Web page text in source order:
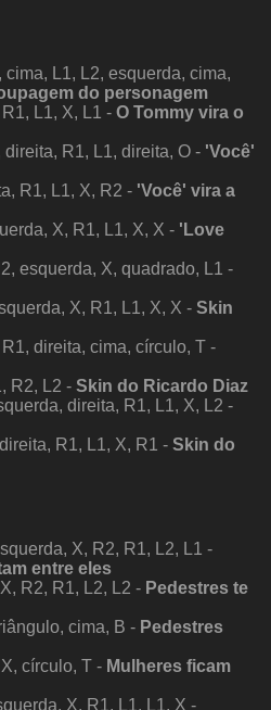
L1, L2, esquerda, cima,
do personagem
L1, X, L1 - O Tommy vira o
R1, L1, direita, O - 'Você'
R1, L1, X, R2 - 'Você' vira a
X, R1, L1, X, X - 'Love
esquerda, X, quadrado, L1 -
X, R1, L1, X, X - Skin
direita, cima, círculo, T -
R2, L2 - Skin do Ricardo Diaz
direita, R1, L1, X, L2 -
R1, L1, X, R1 - Skin do
X, R2, R1, L2, L1 -
entre eles
R2, R1, L2, L2 - Pedestres te
cima, B - Pedestres
círculo, T - Mulheres ficam
X, R1, L1, L1, X -